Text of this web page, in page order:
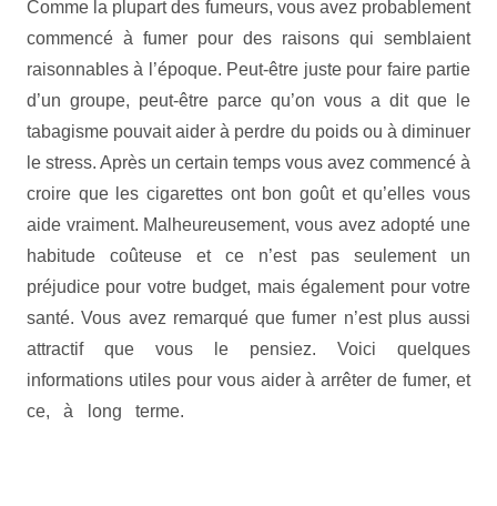
Comme la plupart des fumeurs, vous avez probablement
commencé à fumer pour des raisons qui semblaient
raisonnables à l’époque. Peut-être juste pour faire partie
d’un groupe, peut-être parce qu’on vous a dit que le
tabagisme pouvait aider à perdre du poids ou à diminuer
le stress. Après un certain temps vous avez commencé à
croire que les cigarettes ont bon goût et qu’elles vous
aide vraiment. Malheureusement, vous avez adopté une
habitude coûteuse et ce n’est pas seulement un
préjudice pour votre budget, mais également pour votre
santé. Vous avez remarqué que fumer n’est plus aussi
attractif que vous le pensiez. Voici quelques
informations utiles pour vous aider à arrêter de fumer, et
ce, à long terme.